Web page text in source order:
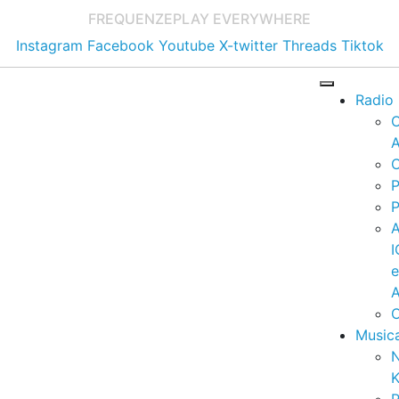
FREQUENZEPLAY EVERYWHERE
Instagram Facebook Youtube X-twitter Threads Tiktok
Radio
e